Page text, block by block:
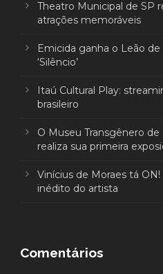
Theatro Municipal de SP
atrações memoráveis
Emicida ganha o Leão
‘Silêncio’
Itaú Cultural Play:
brasileiro
O Museu Transgênero
realiza sua primeira
Vinícius de Moraes tá
inédito do artista
Comentários